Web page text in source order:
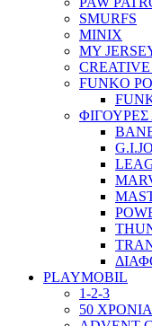
SMURFS
MINIX
MY
FUNKO
PLAYMOBIL
1-2-3
50